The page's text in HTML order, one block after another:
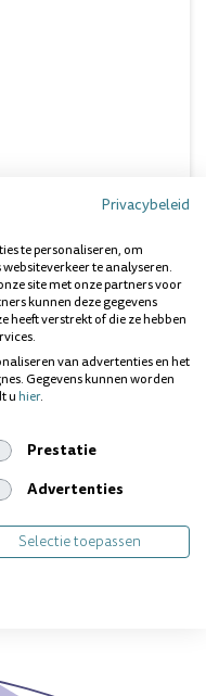
MATEN:
Draaddikte
blue
2.8 mm
10.0 mm
helpen je
Privacybeleid
te personaliseren, om
te analyseren.
site met onze partners voor
kunnen deze gegevens
heeft verstrekt of die ze hebben
van advertenties en het
Gegevens kunnen worden
uhier.
Prestatie
Advertenties
Selectie toepassen